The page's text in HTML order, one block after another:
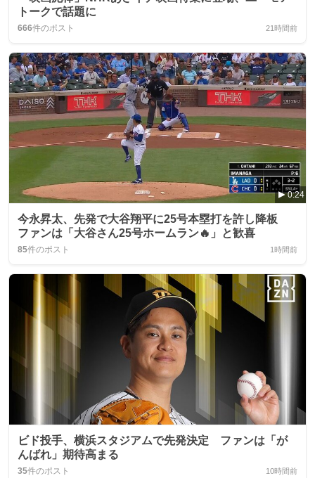
トークで話題に
666件のポスト 21時間前
0:24
今永昇太、先発で大谷翔平に25号本塁打を許し降板
ファンは「大谷さん25号ホームラン🔥」と歓喜
85件のポスト 1時間前
ビド投手、横浜スタジアムで先発決定 ファンは「が
んばれ」期待高まる
35件のポスト 10時間前